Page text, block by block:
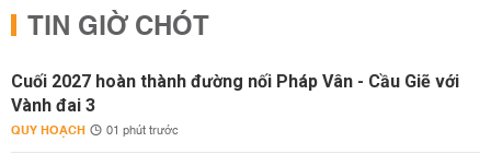
TIN GIỜ CHÓT
Cuối 2027 hoàn thành đường nối Pháp Vân - Cầu Giẽ với
Vành đai 3
QUY HOẠCH 01 phút trước